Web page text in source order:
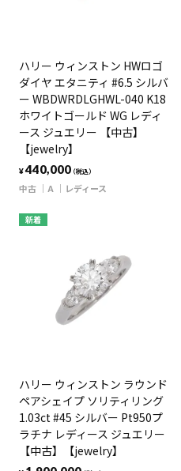
ハリー ウィンストン HWロゴ
ダイヤ エタニティ #6.5 シルバ
ー WBDWRDLGHWL-040 K18
ホワイトゴールド WG レディ
ース ジュエリー 【中古】
【jewelry】
¥440,000（税込）
中古 A レディース
新着
ハリー ウィンストン ラウンド
ペアシェイプ ソリティリング
1.03ct #45 シルバー Pt950プ
ラチナ レディース ジュエリー
【中古】【jewelry】